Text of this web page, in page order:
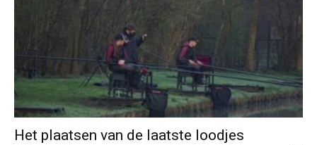
Het plaatsen van de laatste loodjes